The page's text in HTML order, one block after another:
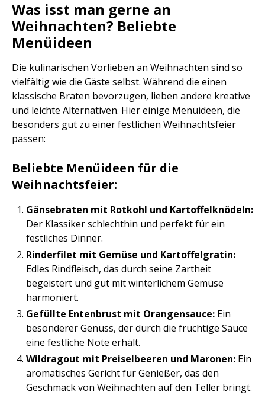
Was isst man gerne an
Weihnachten? Beliebte
Menüideen
Die kulinarischen Vorlieben an Weihnachten sind so
vielfältig wie die Gäste selbst. Während die einen
klassische Braten bevorzugen, lieben andere kreative
und leichte Alternativen. Hier einige Menüideen, die
besonders gut zu einer festlichen Weihnachtsfeier
passen:
Beliebte Menüideen für die
Weihnachtsfeier:
Gänsebraten mit Rotkohl und Kartoffelknödeln:
Der Klassiker schlechthin und perfekt für ein
festliches Dinner.
Rinderfilet mit Gemüse und Kartoffelgratin:
Edles Rindfleisch, das durch seine Zartheit
begeistert und gut mit winterlichem Gemüse
harmoniert.
Gefüllte Entenbrust mit Orangensauce: Ein
besonderer Genuss, der durch die fruchtige Sauce
eine festliche Note erhält.
Wildragout mit Preiselbeeren und Maronen: Ein
aromatisches Gericht für Genießer, das den
Geschmack von Weihnachten auf den Teller bringt.